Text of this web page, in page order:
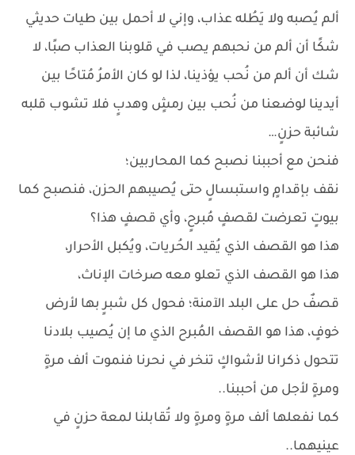
ألم يُصبه ولا يَطُله عذاب، وإني لا أحمل بين طيات حديثي
شكًا أن ألم من نحبهم يصب في قلوبنا العذاب صبًا، لا
شك أن ألم من نُحب يؤذينا، لذا لو كان الأمرُ مُتاحًا بين
أيدينا لوضعنا من نُحب بين رمشٍ وهدبٍ فلا تشوب قلبه
شائبة حزنٍ…
فنحن مع أحببنا نصبح كما المحاربين؛
نقف بإقدامٍ واستبسالٍ حتى يُصيبهم الحزن، فنصبح كما
بيوتٍ تعرضت لقصفٍ مُبرحٍ، وأي قصفٍ هذا؟
هذا هو القصف الذي يُقيد الحُريات، ويُكبل الأحرار،
هذا هو القصف الذي تعلو معه صرخات الإناث،
قصفٌ حل على البلد الآمنة؛ فحول كل شبرٍ بها لأرض
خوفٍ، هذا هو القصف المُبرح الذي ما إن يُصيب بلادنا
تتحول ذكرانا لأشواكٍ تنخر في نحرنا فنموت ألف مرةٍ
ومرةٍ لأجل من أحببنا..
كما نفعلها ألف مرةٍ ومرةٍ ولا تُقابلنا لمعة حزنٍ في
عينيهما..